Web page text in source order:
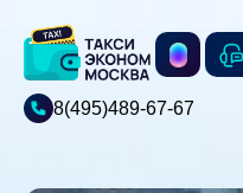
8(495)489-67-67